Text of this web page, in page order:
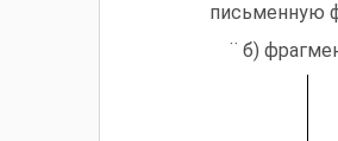
письменную
¨ б)